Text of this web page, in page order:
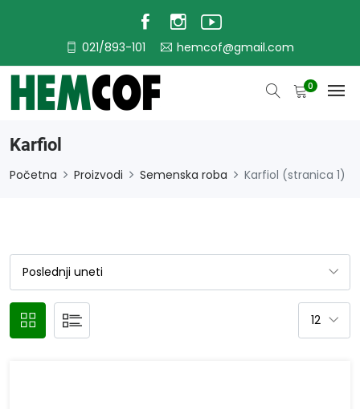
021/893-101 hemcof@gmail.com
0
Karfiol
Početna Proizvodi Semenska roba Karfiol (stranica 1)